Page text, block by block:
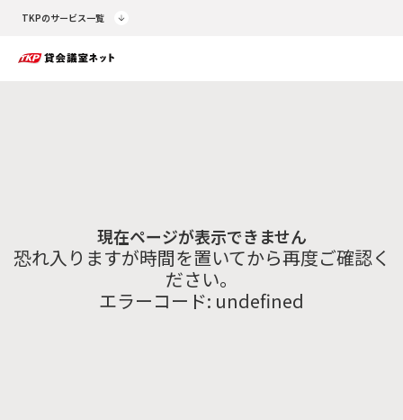
TKPのサービス一覧
現在ページが表示できません
恐れ入りますが時間を置いてから再度ご確認く
ださい。
エラーコード: undefined